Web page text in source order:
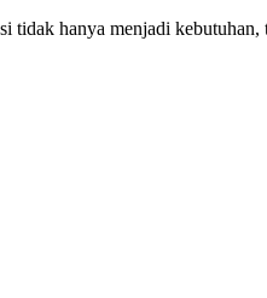
tidak hanya menjadi